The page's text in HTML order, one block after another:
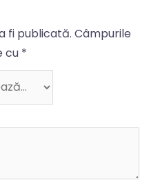
fi publicată. Câmpurile
cu *